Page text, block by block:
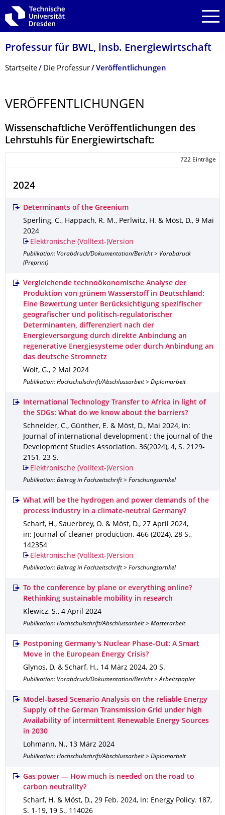
Zur Hauptnavigation springen
Zur Suche springen
Zum Inhalt springen
Professur für BWL, insb. Energiewirtschaft
Breadcrumb-Menü
Startseite Die Professur Veröffentlichungen
VERÖFFENTLI­CHUNGEN
Wissenschaftliche Veröffentlichungen des
Lehrstuhls für Energiewirtschaft:
722 Einträge
2024
Determinants of the Greenium
Sperling, C., Happach, R. M., Perlwitz, H. & Möst, D., 9 Mai
2024
Elektronische (Volltext-)Version
Publikation: Vorabdruck/Dokumentation/Bericht > Vorabdruck
(Preprint)
Vergleichende technoökonomische Analyse der
Produktion von grünem Wasserstoff in Deutschland:
Eine Bewertung unter Berücksichtigung spezifischer
geografischer und politisch-regulatorischer
Determinanten, differenziert nach der
Energieversorgung durch direkte Anbindung an
regenerative Energiesysteme oder durch Anbindung an
das deutsche Stromnetz
Wolf, G., 2 Mai 2024
Publikation: Hochschulschrift/Abschlussarbeit > Diplomarbeit
International Technology Transfer to Africa in light of
the SDGs: What do we know about the barriers?
Schneider, C., Günther, E. & Möst, D., Mai 2024, in:
Journal of international development : the journal of the
Development Studies Association. 36(2024), 4, S. 2129-
2151 , 23 S.
Elektronische (Volltext-)Version
Publikation: Beitrag in Fachzeitschrift > Forschungsartikel
What will be the hydrogen and power demands of the
process industry in a climate-neutral Germany?
Scharf, H., Sauerbrey, O. & Möst, D., 27 April 2024,
in: Journal of cleaner production. 466 (2024), 28 S.,
142354
Elektronische (Volltext-)Version
Publikation: Beitrag in Fachzeitschrift > Forschungsartikel
To the conference by plane or everything online?
Rethinking sustainable mobility in research
Klewicz, S., 4 April 2024
Publikation: Hochschulschrift/Abschlussarbeit > Masterarbeit
Postponing Germany's Nuclear Phase-Out: A Smart
Move in the European Energy Crisis?
Glynos, D. & Scharf, H., 14 März 2024, 20 S.
Publikation: Vorabdruck/Dokumentation/Bericht > Arbeitspapier
Model-based Scenario Analysis on the reliable Energy
Supply of the German Transmission Grid under high
Availability of intermittent Renewable Energy Sources
in 2030
Lohmann, N., 13 März 2024
Publikation: Hochschulschrift/Abschlussarbeit > Diplomarbeit
Gas power — How much is needed on the road to
carbon neutrality?
Scharf, H. & Möst, D., 29 Feb. 2024, in: Energy Policy. 187,
S. 1-19, 19 S., 114026